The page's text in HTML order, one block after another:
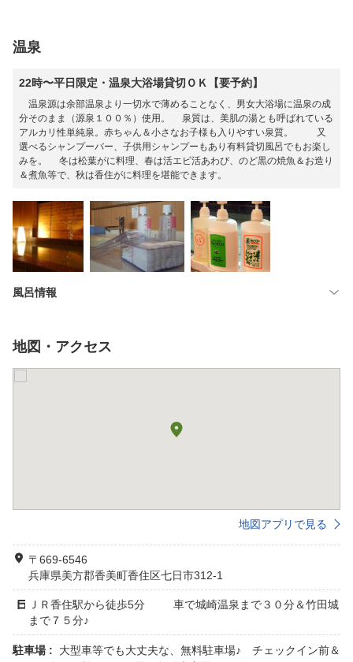
温泉
22時〜平日限定・温泉大浴場貸切ＯＫ【要予約】
温泉源は余部温泉より一切水で薄めることなく、男女大浴場に温泉の成
分そのまま（源泉１００％）使用。 泉質は、美肌の湯とも呼ばれている
アルカリ性単純泉。赤ちゃん＆小さなお子様も入りやすい泉質。 又
選べるシャンプーバー、子供用シャンプーもあり有料貸切風呂でもお楽し
みを。 冬は松葉がに料理、春は活エビ活あわび、のど黒の焼魚＆お造り
＆煮魚等で、秋は香住がに料理を堪能できます。
風呂情報
地図・アクセス
地図アプリで見る
〒669-6546
兵庫県美方郡香美町香住区七日市312-1
ＪＲ香住駅から徒歩5分 車で城崎温泉まで３０分＆竹田城
まで７５分♪
駐車場 :
大型車等でも大丈夫な、無料駐車場♪ チェックイン前＆